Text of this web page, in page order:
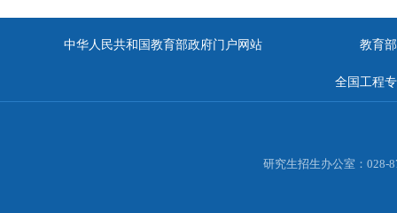
中华人民共和国教育部政府门户网站 教育
全国工程
研究生招生办公室：028-